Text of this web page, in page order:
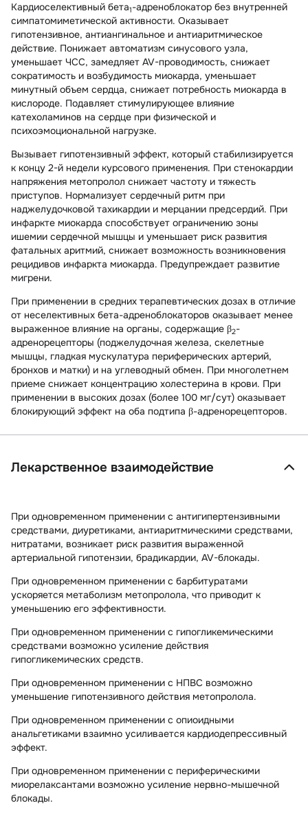
Кардиоселективный бета1-адреноблокатор без внутренней
симпатомиметической активности. Оказывает
гипотензивное, антиангинальное и антиаритмическое
действие. Понижает автоматизм синусового узла,
уменьшает ЧСС, замедляет AV-проводимость, снижает
сократимость и возбудимость миокарда, уменьшает
минутный объем сердца, снижает потребность миокарда в
кислороде. Подавляет стимулирующее влияние
катехоламинов на сердце при физической и
психоэмоциональной нагрузке.
Вызывает гипотензивный эффект, который стабилизируется
к концу 2-й недели курсового применения. При стенокардии
напряжения метопролол снижает частоту и тяжесть
приступов. Нормализует сердечный ритм при
наджелудочковой тахикардии и мерцании предсердий. При
инфаркте миокарда способствует ограничению зоны
ишемии сердечной мышцы и уменьшает риск развития
фатальных аритмий, снижает возможность возникновения
рецидивов инфаркта миокарда. Предупреждает развитие
мигрени.
При применении в средних терапевтических дозах в отличие
от неселективных бета-адреноблокаторов оказывает менее
выраженное влияние на органы, содержащие β2-
адренорецепторы (поджелудочная железа, скелетные
мышцы, гладкая мускулатура периферических артерий,
бронхов и матки) и на углеводный обмен. При многолетнем
приеме снижает концентрацию холестерина в крови. При
применении в высоких дозах (более 100 мг/сут) оказывает
блокирующий эффект на оба подтипа β-адренорецепторов.
Лекарственное взаимодействие
При одновременном применении с антигипертензивными
средствами, диуретиками, антиаритмическими средствами,
нитратами, возникает риск развития выраженной
артериальной гипотензии, брадикардии, AV-блокады.
При одновременном применении с барбитуратами
ускоряется метаболизм метопролола, что приводит к
уменьшению его эффективности.
При одновременном применении с гипогликемическими
средствами возможно усиление действия
гипогликемических средств.
При одновременном применении с НПВС возможно
уменьшение гипотензивного действия метопролола.
При одновременном применении с опиоидными
анальгетиками взаимно усиливается кардиодепрессивный
эффект.
При одновременном применении с периферическими
миорелаксантами возможно усиление нервно-мышечной
блокады.